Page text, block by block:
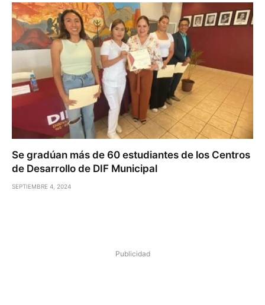
Se gradúan más de 60 estudiantes de los Centros
de Desarrollo de DIF Municipal
SEPTIEMBRE 4, 2024
Publicidad